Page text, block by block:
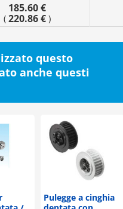
185.60 €
( 220.86 €)
questo
anche questi
Pulegge a cinghia